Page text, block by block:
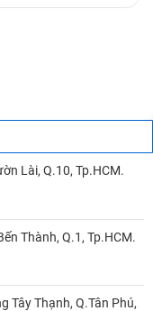
Lài, Q.10, Tp.HCM.
Thành, Q.1, Tp.HCM.
Tây Thạnh, Q.Tân Phú,